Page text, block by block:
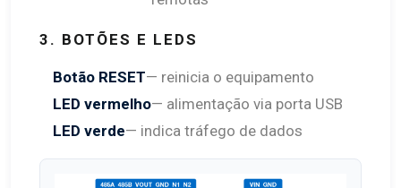
3. BOTÕES E LEDS
Botão RESET— reinicia o equipamento
LED vermelho— alimentação via porta USB
LED verde— indica tráfego de dados